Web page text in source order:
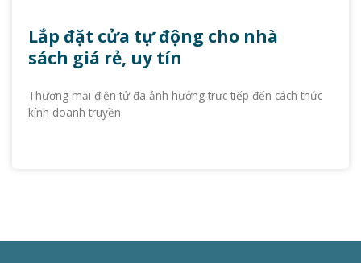
Lắp đặt cửa tự động cho nhà
sách giá rẻ, uy tín
Thương mại điện tử đã ảnh hưởng trực tiếp đến cách thức
kính doanh truyền